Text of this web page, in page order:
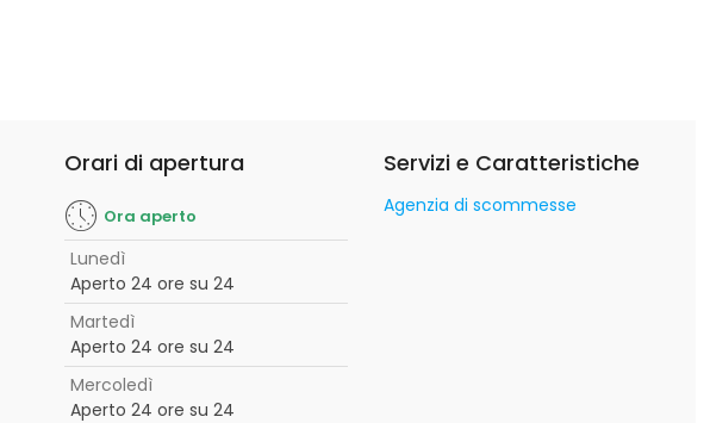
Orari di apertura
Ora aperto
Lunedì
Aperto 24 ore su 24
Martedì
Aperto 24 ore su 24
Mercoledì
Aperto 24 ore su 24
Servizi e Caratteristiche
Agenzia di scommesse